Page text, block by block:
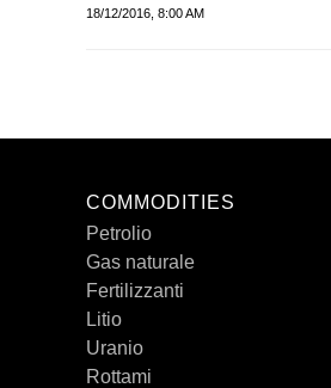
18/12/2016, 8:00 AM
COMMODITIES
Petrolio
Gas naturale
Fertilizzanti
Litio
Uranio
Rottami